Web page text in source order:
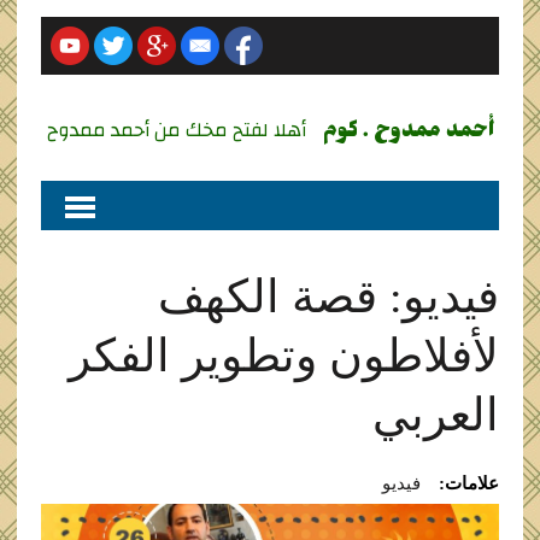
أحمد ممدوح . كوم أهلا لفتح مخك من أحمد ممدوح
فيديو: قصة الكهف
لأفلاطون وتطوير الفكر
العربي
علامات: فيديو